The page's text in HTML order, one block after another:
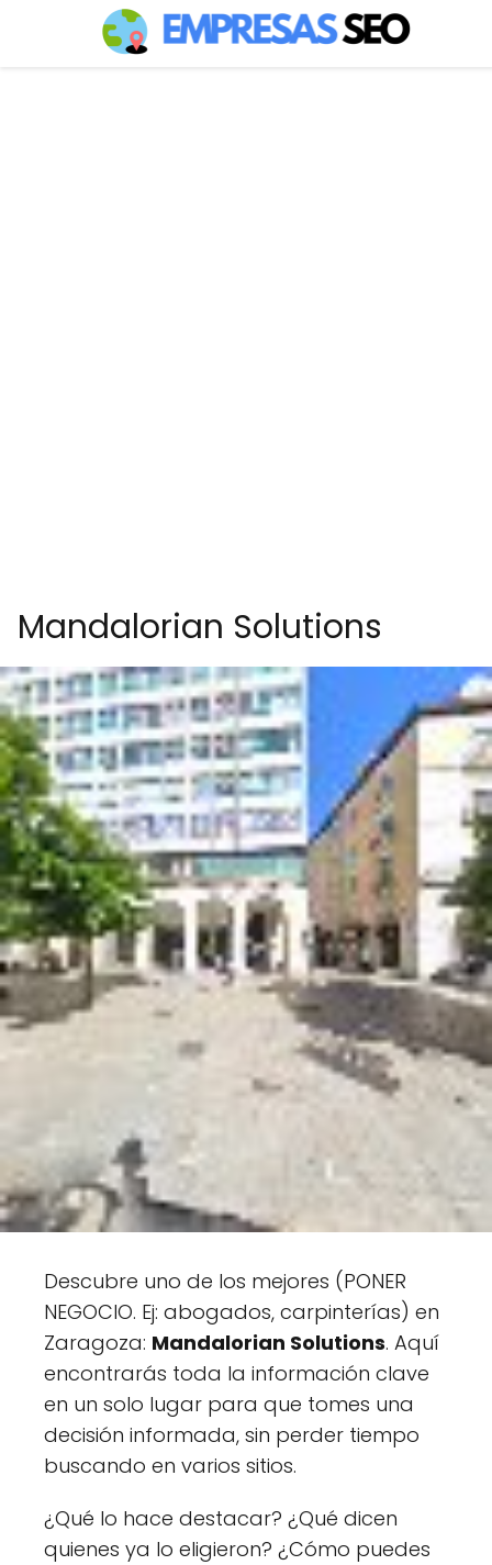
Mandalorian Solutions
Descubre uno de los mejores (PONER
NEGOCIO. Ej: abogados, carpinterías) en
Zaragoza: Mandalorian Solutions. Aquí
encontrarás toda la información clave
en un solo lugar para que tomes una
decisión informada, sin perder tiempo
buscando en varios sitios.
¿Qué lo hace destacar? ¿Qué dicen
quienes ya lo eligieron? ¿Cómo puedes